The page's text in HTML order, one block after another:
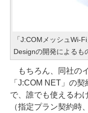
「J:COMメッシュWi-
Designの開発によるも
もちろん、同社の
「J:COM NET」の
で、誰でも使えるわ
（指定プラン契約時